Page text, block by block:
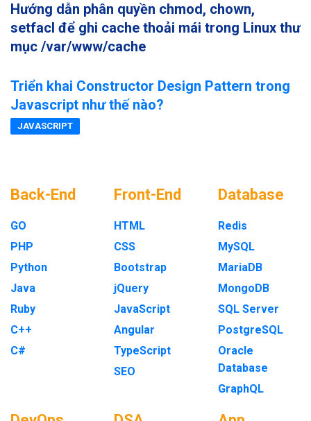
Hướng dẫn phân quyền chmod, chown,
setfacl để ghi cache thoải mái trong Linux thư
mục /var/www/cache
Triển khai Constructor Design Pattern trong
Javascript như thế nào?
JAVASCRIPT
Back-End
GO
PHP
Python
Java
Ruby
C++
C#
Front-End
HTML
CSS
Bootstrap
jQuery
JavaScript
Angular
TypeScript
SEO
Database
Redis
MySQL
MariaDB
MongoDB
SQL Server
PostgreSQL
Oracle
Database
GraphQL